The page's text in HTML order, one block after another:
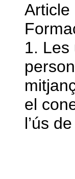
Article
1. Les
el
l’ús